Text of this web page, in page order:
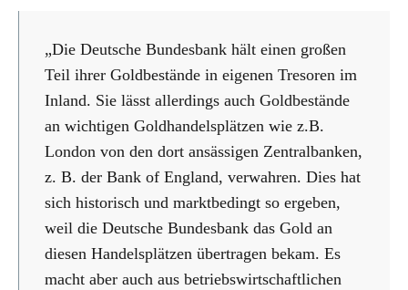
„Die Deutsche Bundesbank hält einen großen
Teil ihrer Goldbestände in eigenen Tresoren im
Inland. Sie lässt allerdings auch Goldbestände
an wichtigen Goldhandelsplätzen wie z.B.
London von den dort ansässigen Zentralbanken,
z. B. der Bank of England, verwahren. Dies hat
sich historisch und marktbedingt so ergeben,
weil die Deutsche Bundesbank das Gold an
diesen Handelsplätzen übertragen bekam. Es
macht aber auch aus betriebswirtschaftlichen